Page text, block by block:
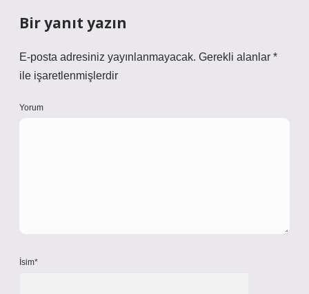
Bir yanıt yazın
E-posta adresiniz yayınlanmayacak. Gerekli alanlar *
ile işaretlenmişlerdir
Yorum
İsim*